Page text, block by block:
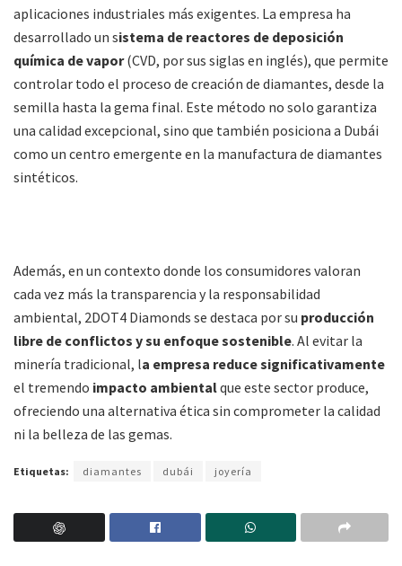
aplicaciones industriales más exigentes.​ La empresa ha
desarrollado un sistema de reactores de deposición
química de vapor(CVD, por sus siglas en inglés), que permite
controlar todo el proceso de creación de diamantes, desde la
semilla hasta la gema final. Este método no solo garantiza
una calidad excepcional, sino que también posiciona a Dubái
como un centro emergente en la manufactura de diamantes
sintéticos.
Además, en un contexto donde los consumidores valoran
cada vez más la transparencia y la responsabilidad
ambiental, 2DOT4 Diamonds se destaca por su producción
libre de conflictos y su enfoque sostenible. Al evitar la
minería tradicional, la empresa reduce significativamente
el tremendo impacto ambientalque este sector produce,
ofreciendo una alternativa ética sin comprometer la calidad
ni la belleza de las gemas.
Etiquetas: diamantes dubái joyería